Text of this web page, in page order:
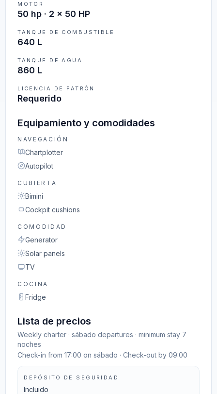
MOTOR
50 hp · 2 x 50 HP
TANQUE DE COMBUSTIBLE
640 L
TANQUE DE AGUA
860 L
LICENCIA DE PATRÓN
Requerido
Equipamiento y comodidades
NAVEGACIÓN
Chartplotter
Autopilot
CUBIERTA
Bimini
Cockpit cushions
COMODIDAD
Generator
Solar panels
TV
COCINA
Fridge
Lista de precios
Weekly charter · sábado departures · minimum stay 7
noches
Check-in from 17:00 on sábado · Check-out by 09:00
DEPÓSITO DE SEGURIDAD
Incluido